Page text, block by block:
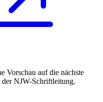
Vorschau auf die nächste
NJW-Schriftleitung.